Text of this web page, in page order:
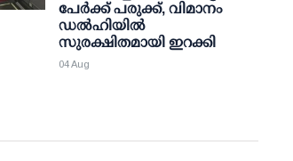
പേര്‍ക്ക് പരുക്ക്, വിമാനം
ഡല്‍ഹിയില്‍
സുരക്ഷിതമായി ഇറക്കി
04 Aug